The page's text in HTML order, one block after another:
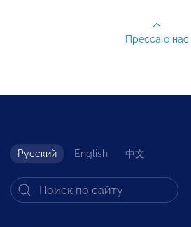
Пресса о нас
Русский English 中文